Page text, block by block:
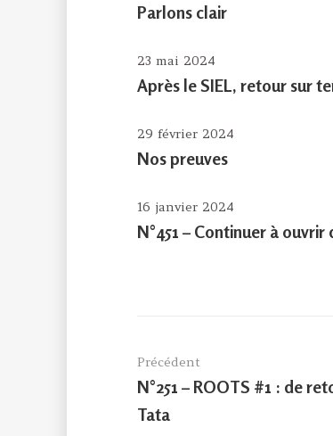
Parlons clair
23 mai 2024
Après le SIEL, retour sur
29 février 2024
Nos preuves
16 janvier 2024
N°451 – Continuer à ouvrir
de
l’article
Précédent
Previous
post:
N°251 – ROOTS #1 : de
Tata